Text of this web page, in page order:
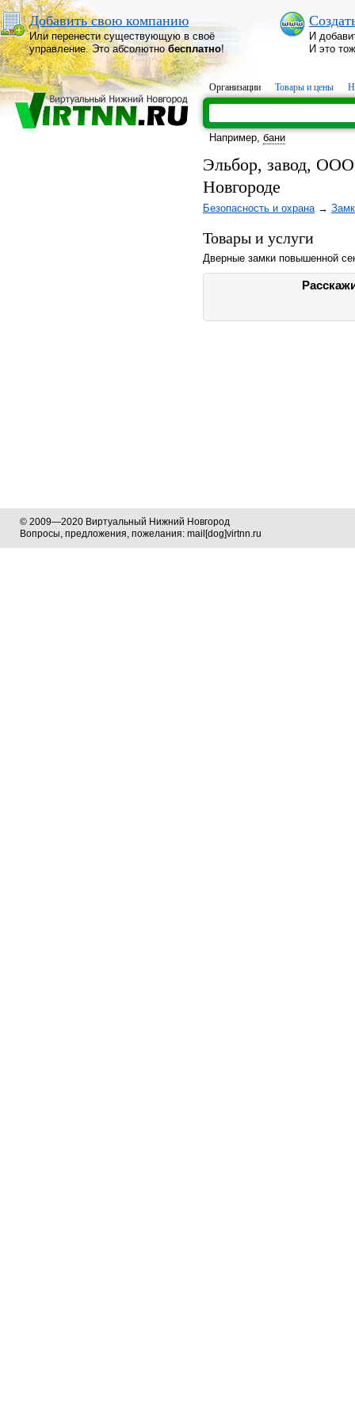
Добавить свою компанию
Или перенести существующую в своё
управление. Это абсолютнобесплатно!
И
И это
Организации Товары и цены
Например, бани
Эльбор, завод,
Новгороде
Безопасность и охрана→
Товары и услуги
Дверные замки повышенной
© 2009—2020 Виртуальный Нижний Новгород
Вопросы, предложения, пожелания: mail[dog]virtnn.ru